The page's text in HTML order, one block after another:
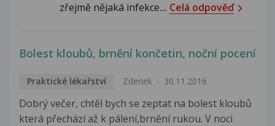
zřejmě nějaká infekce.... Celá odpověď
Bolest kloubů, brnění končetin, noční pocení
Praktické lékařství Zdenek 30.11.2016
Dobrý večer, chtěl bych se zeptat na bolest kloubů
která přechází až k pálení,brnění rukou. V noci